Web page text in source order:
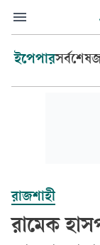
ইপেপারসর্বশেষ
রাজশাহী
রামেক